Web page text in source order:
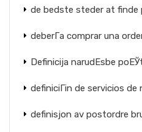
de bedste steder at finde
deberГ­a comprar una
Definicija narudЕѕbe
definiciГіn de servicios
definisjon av postordre